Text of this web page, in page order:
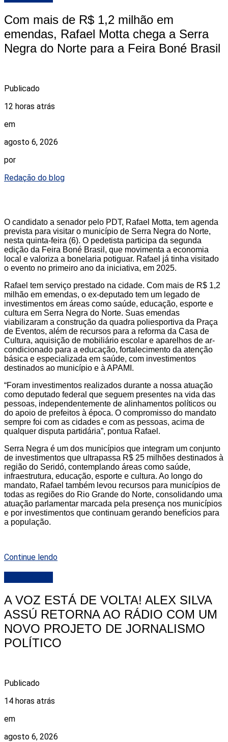
Com mais de R$ 1,2 milhão em
emendas, Rafael Motta chega a Serra
Negra do Norte para a Feira Boné Brasil
Publicado
12 horas atrás
em
agosto 6, 2026
por
Redação do blog
O candidato a senador pelo PDT, Rafael Motta, tem agenda
prevista para visitar o município de Serra Negra do Norte,
nesta quinta-feira (6). O pedetista participa da segunda
edição da Feira Boné Brasil, que movimenta a economia
local e valoriza a bonelaria potiguar. Rafael já tinha visitado
o evento no primeiro ano da iniciativa, em 2025.
Rafael tem serviço prestado na cidade. Com mais de R$ 1,2
milhão em emendas, o ex-deputado tem um legado de
investimentos em áreas como saúde, educação, esporte e
cultura em Serra Negra do Norte. Suas emendas
viabilizaram a construção da quadra poliesportiva da Praça
de Eventos, além de recursos para a reforma da Casa de
Cultura, aquisição de mobiliário escolar e aparelhos de ar-
condicionado para a educação, fortalecimento da atenção
básica e especializada em saúde, com investimentos
destinados ao município e à APAMI.
“Foram investimentos realizados durante a nossa atuação
como deputado federal que seguem presentes na vida das
pessoas, independentemente de alinhamentos políticos ou
do apoio de prefeitos à época. O compromisso do mandato
sempre foi com as cidades e com as pessoas, acima de
qualquer disputa partidária”, pontua Rafael.
Serra Negra é um dos municípios que integram um conjunto
de investimentos que ultrapassa R$ 25 milhões destinados à
região do Seridó, contemplando áreas como saúde,
infraestrutura, educação, esporte e cultura. Ao longo do
mandato, Rafael também levou recursos para municípios de
todas as regiões do Rio Grande do Norte, consolidando uma
atuação parlamentar marcada pela presença nos municípios
e por investimentos que continuam gerando benefícios para
a população.
Continue lendo
A VOZ ESTÁ DE VOLTA! ALEX SILVA
ASSÚ RETORNA AO RÁDIO COM UM
NOVO PROJETO DE JORNALISMO
POLÍTICO
Publicado
14 horas atrás
em
agosto 6, 2026